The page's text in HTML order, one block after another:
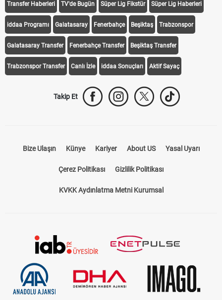
Transfer Haberleri TV'de Bugün Süper Lig Fikstür Süper Lig Haberleri
iddaa Programı Galatasaray Fenerbahçe Beşiktaş Trabzonspor
Galatasaray Transfer Fenerbahçe Transfer Beşiktaş Transfer
Trabzonspor Transfer Canlı İzle iddaa Sonuçları Aktif Sayaç
Takip Et
Bize Ulaşın Künye Kariyer About US Yasal Uyarı
Çerez Politikası Gizlilik Politikası
KVKK Aydınlatma Metni Kurumsal